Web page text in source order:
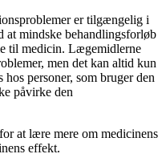
er tilgængelig i
mindske behandlingsforløb
til medicin. Lægemidlerne
men det kan altid kun
personer, som bruger den
påvirke den
at lære mere om medicinens
effekt.